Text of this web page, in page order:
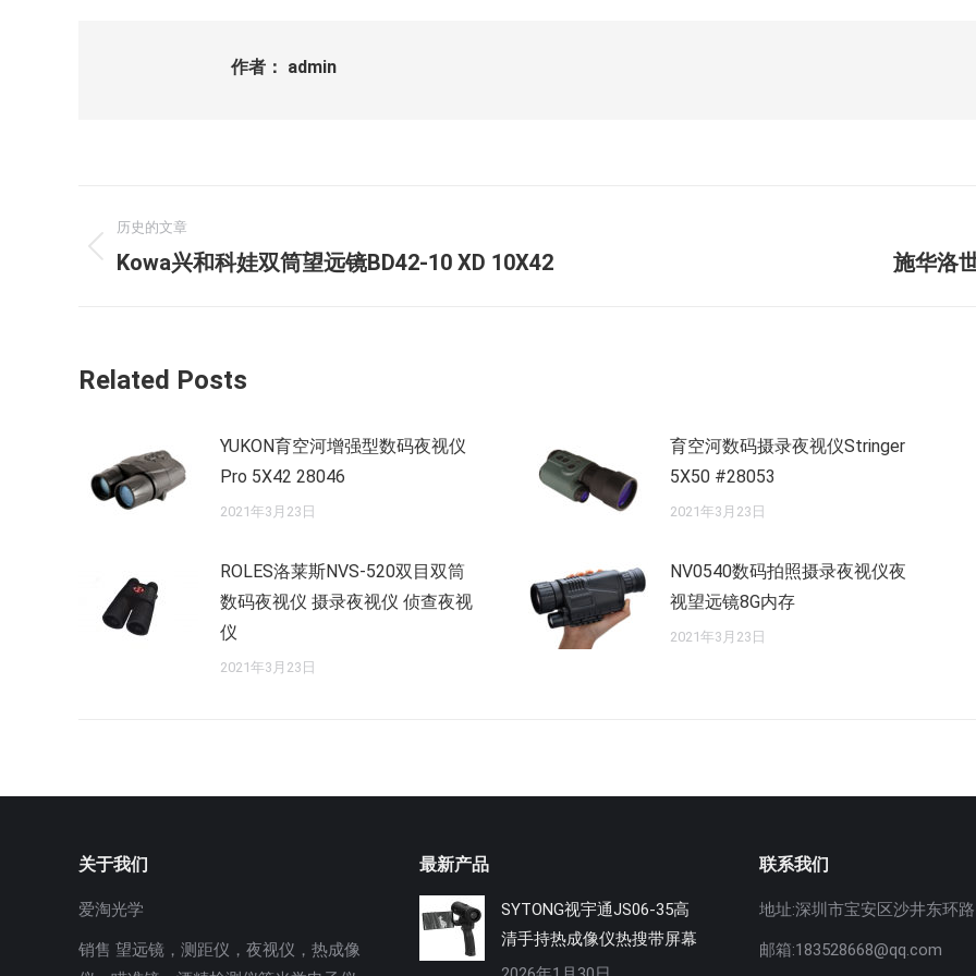
作者： admin
章
历史的文章
历
章：
Kowa兴和科娃双筒望远镜BD42-10 XD 10X42 施华洛
Related Posts
YUKON育空河增强型数码夜视仪
Pro 5X42 28046
2021年3月23日
育空河数码摄录夜视仪Stringer
5X50 #28053
2021年3月23日
ROLES洛莱斯NVS-520双目双筒
数码夜视仪 摄录夜视仪 侦查夜视
仪
2021年3月23日
NV0540数码拍照摄录夜视仪夜
视望远镜8G内存
2021年3月23日
关于我们
爱淘光学
销售 望远镜，测距仪，夜视仪，热成像
最新产品
SYTONG视宇通JS06-35高
清手持热成像仪热搜带屏幕
联系我们
地址:深圳市宝安区沙井东环
邮箱:183528668@qq.com